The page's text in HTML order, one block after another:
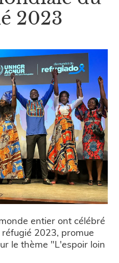
2023
entier ont célébré
2023, promue
le thème "L'espoir loin